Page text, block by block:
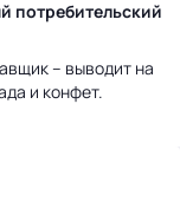
потребительский
– выводит на
и конфет.